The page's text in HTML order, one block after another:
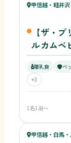
65ベビー
甲信越・軽井
【ザ・
ルカムベ
離乳食 ベ
+3
1名1泊〜
65ベビー
57キッズ
甲信越・白馬